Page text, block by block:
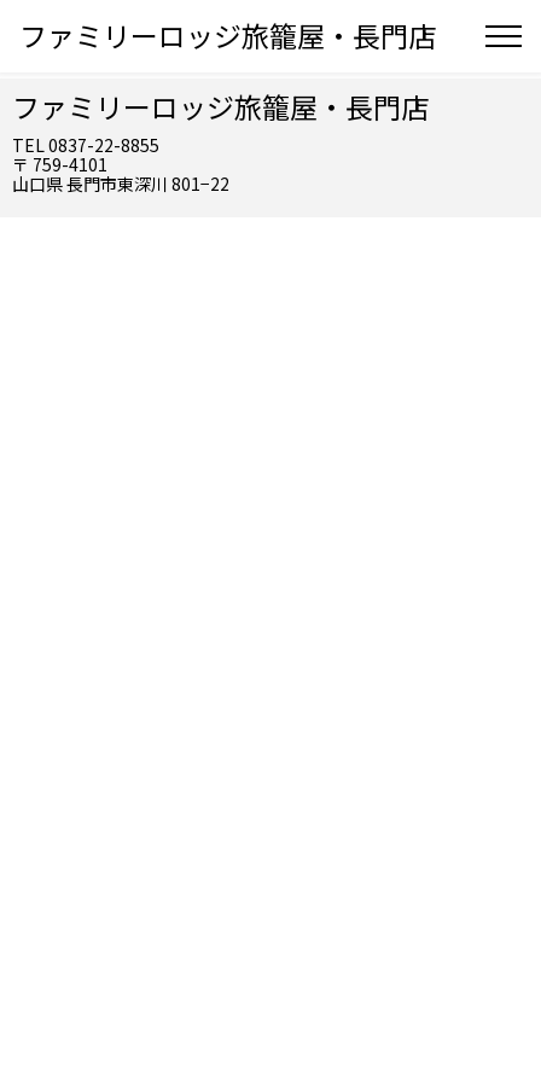
ファミリーロッジ旅籠屋・長門店
ファミリーロッジ旅籠屋・長門店
TEL 0837-22-8855
〒 759-4101
山口県 長門市東深川 801−22